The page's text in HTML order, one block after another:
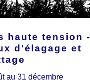
haute tension -
d'élagage et
au 31 décembre